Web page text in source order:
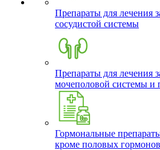
Препараты для лечения
сосудистой системы
Препараты для лечения
мочеполовой системы и
Гормональные
кроме половых